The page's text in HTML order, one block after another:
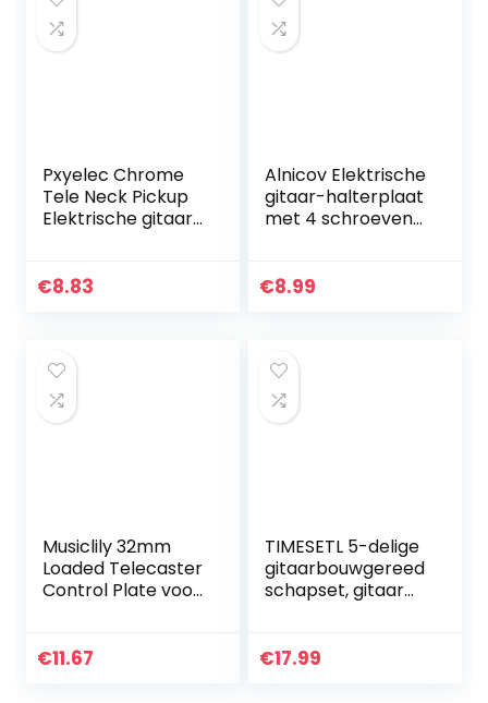
Pxyelec Chrome
Tele Neck Pickup
Elektrische gitaar
€8.83
Alnicov Elektrische
gitaar-halterplaat
met 4 schroeven
gitaar, basgitaar,
€8.99
Musiclily 32mm
Loaded Telecaster
Control Plate voor
€11.67
TIMESETL 5-delige
gitaarbouwgereed
schapset, gitaar
Luthiers tool incl.
€17.99